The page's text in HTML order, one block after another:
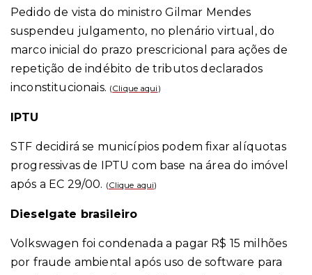
Pedido de vista do ministro Gilmar Mendes
suspendeu julgamento, no plenário virtual, do
marco inicial do prazo prescricional para ações de
repetição de indébito de tributos declarados
inconstitucionais. (Clique aqui )
IPTU
STF decidirá se municípios podem fixar alíquotas
progressivas de IPTU com base na área do imóvel
após a EC 29/00. (Clique aqui)
Dieselgate brasileiro
Volkswagen foi condenada a pagar R$ 15 milhões
por fraude ambiental após uso de software para